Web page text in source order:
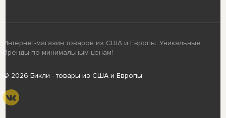
Интернет-магазин товаров из США и Европы. Уникальные
бренды по минимальным ценам!
© 2026 Бикли - товары из США и Европы